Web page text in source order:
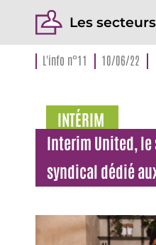
Les secteurs
L'info n°11 10/06/22
INTÉRIM
Interim United, le
syndical dédié